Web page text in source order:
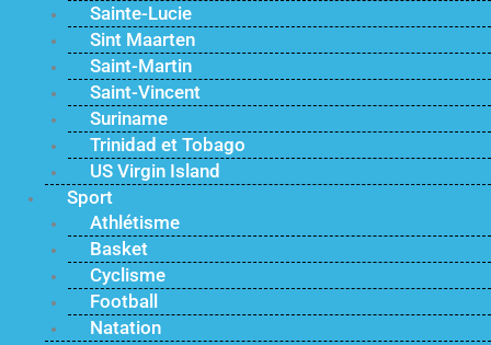
Sainte-Lucie
Sint Maarten
Saint-Martin
Saint-Vincent
Suriname
Trinidad et Tobago
US Virgin Island
Sport
Athlétisme
Basket
Cyclisme
Football
Natation